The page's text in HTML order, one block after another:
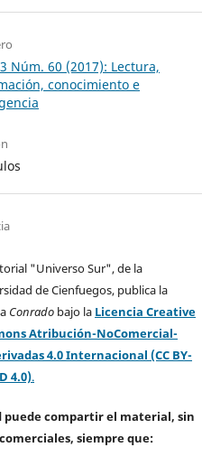
Núm. 60 (2017): Lectura,
conocimiento e
"Universo Sur", de la
de Cienfuegos, publica la
Conrado bajo la Licencia Creative
Atribución-NoComercial-
4.0 Internacional (CC BY-
4.0).
puede compartir el material, sin
siempre que: